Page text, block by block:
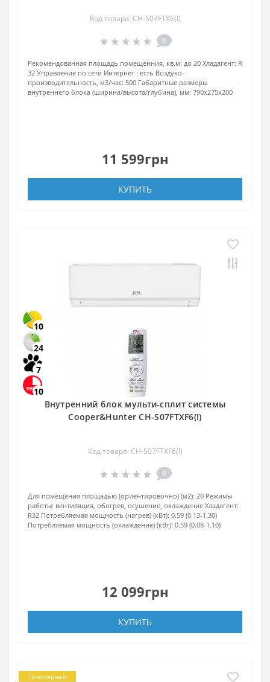
Код товара: CH-S07FTXE(I)
0
Рекомендованная площадь помещенния, кв.м: до 20 Хладагент: R
32 Управление по сети Интернет : есть Воздухо-
производительность, м3/час: 500 Габаритные размеры
внутреннего блока (ширина/высота/глубина), мм: 790х275х200
11 599грн
КУПИТЬ
10
24
7
10
Внутренний блок мульти-сплит системы
Cooper&Hunter CH-S07FTXF6(I)
Код товара: CH-S07FTXF6(I)
0
Для помещения площадью (ориентировочно) (м2): 20 Режимы
работы: вентиляция, обогрев, осушение, охлаждение Хладагент:
R32 Потребляемая мощность (нагрев) (кВт): 0.59 (0.13-1.30)
Потребляемая мощность (охлаждение) (кВт): 0.59 (0.08-1.10)
12 099грн
КУПИТЬ
Популярный